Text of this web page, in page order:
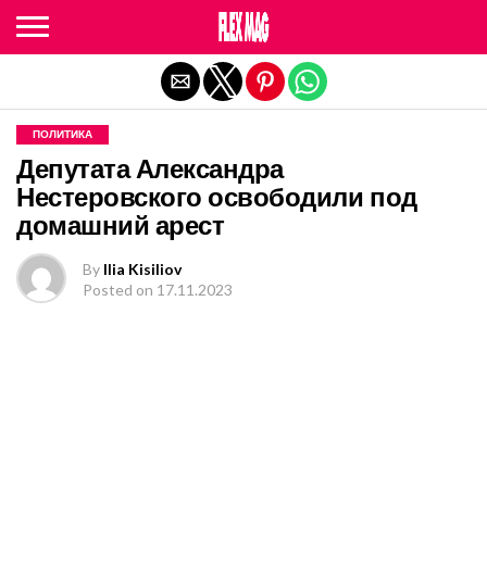
ПОЛИТИКА
Депутата Александра
Нестеровского освободили под
домашний арест
By Ilia Kisiliov
Posted on 17.11.2023
Exit mobile version